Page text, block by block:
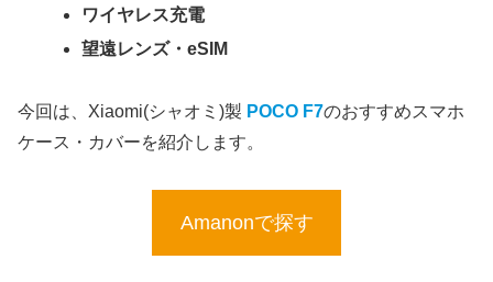
ワイヤレス充電
望遠レンズ・eSIM
今回は、Xiaomi(シャオミ)製 POCO F7のおすすめスマホ
ケース・カバーを紹介します。
Amanonで探す